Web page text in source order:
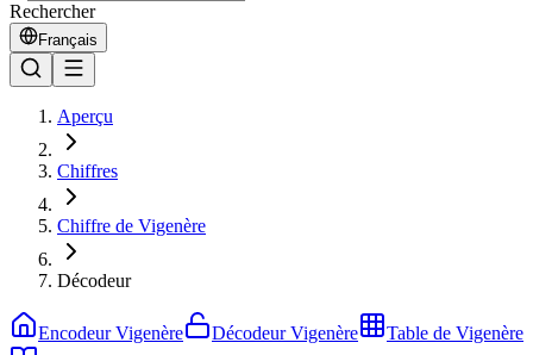
Rechercher
Français
Aperçu
Chiffres
Chiffre de Vigenère
Décodeur
Encodeur Vigenère Décodeur Vigenère
Table de Vigenère